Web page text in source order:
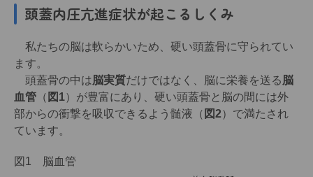
頭蓋内圧亢進症状が起こるしくみ
私たちの脳は軟らかいため、硬い頭蓋骨に守られてい
ます。
頭蓋骨の中は脳実質だけではなく、脳に栄養を送る脳
血管 （ 図1）が豊富にあり、硬い頭蓋骨と脳の間には外
部からの衝撃を吸収できるよう髄液（ 図2）で満たされ
ています。
図1 脳血管